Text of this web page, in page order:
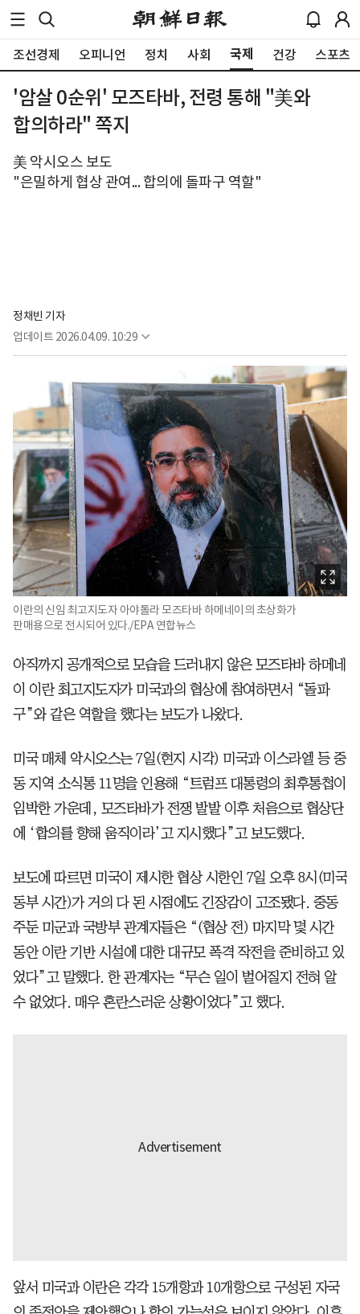
조선경제 오피니언 정치 사회 국제 건강 스포츠
'암살 0순위' 모즈타바, 전령 통해 "美와
합의하라" 쪽지
美 악시오스 보도
"은밀하게 협상 관여... 합의에 돌파구 역할"
정채빈 기자
업데이트 2026.04.09. 10:29
이란의 신임 최고지도자 아야톨라 모즈타바 하메네이의 초상화가
판매용으로 전시되어 있다./EPA 연합뉴스
아직까지 공개적으로 모습을 드러내지 않은 모즈타바 하메네
이 이란 최고지도자가 미국과의 협상에 참여하면서 “돌파
구”와 같은 역할을 했다는 보도가 나왔다.
미국 매체 악시오스는 7일(현지 시각) 미국과 이스라엘 등 중
동 지역 소식통 11명을 인용해 “트럼프 대통령의 최후통첩이
임박한 가운데, 모즈타바가 전쟁 발발 이후 처음으로 협상단
에 ‘합의를 향해 움직이라’고 지시했다”고 보도했다.
보도에 따르면 미국이 제시한 협상 시한인 7일 오후 8시(미국
동부 시간)가 거의 다 된 시점에도 긴장감이 고조됐다. 중동
주둔 미군과 국방부 관계자들은 “(협상 전) 마지막 몇 시간
동안 이란 기반 시설에 대한 대규모 폭격 작전을 준비하고 있
었다”고 말했다. 한 관계자는 “무슨 일이 벌어질지 전혀 알
수 없었다. 매우 혼란스러운 상황이었다”고 했다.
앞서 미국과 이란은 각각 15개항과 10개항으로 구성된 자국